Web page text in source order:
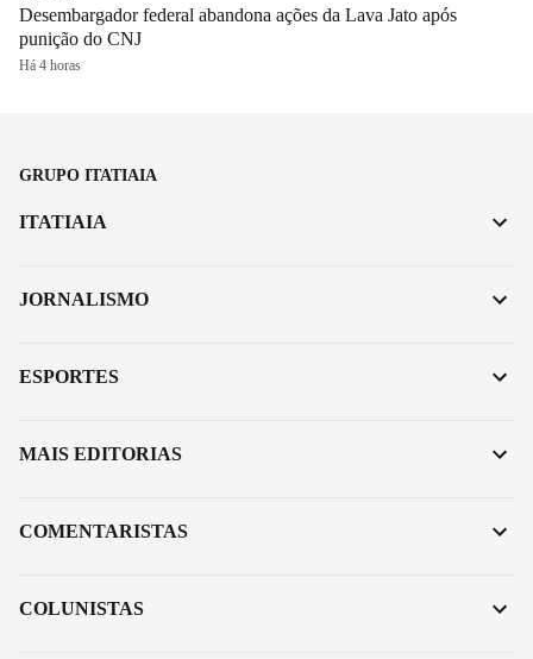
Desembargador federal abandona ações da Lava Jato após
punição do CNJ
Há 4 horas
GRUPO ITATIAIA
ITATIAIA
JORNALISMO
ESPORTES
MAIS EDITORIAS
COMENTARISTAS
COLUNISTAS